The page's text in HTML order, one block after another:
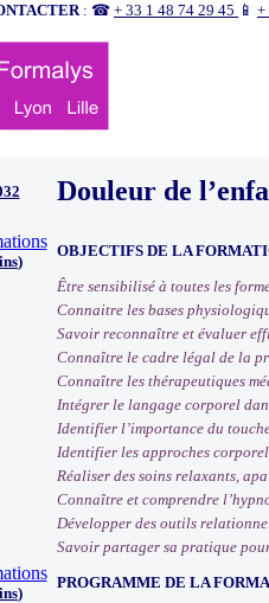
: ☎ + 33 1 48 74 29 45 📱 +
Douleur de
)
OBJECTIFS DE LA
Être sensibilisé à toutes les
Connaitre les bases
Savoir reconnaître et évaluer
Connaître le cadre légal de la
Connaître les thérapeutiques
Intégrer le langage corporel
Identifier l’importance du
Identifier les approches
Réaliser des soins relaxants,
Connaître et comprendre
Développer des outils
Savoir partager sa pratique
)
PROGRAMME DE LA